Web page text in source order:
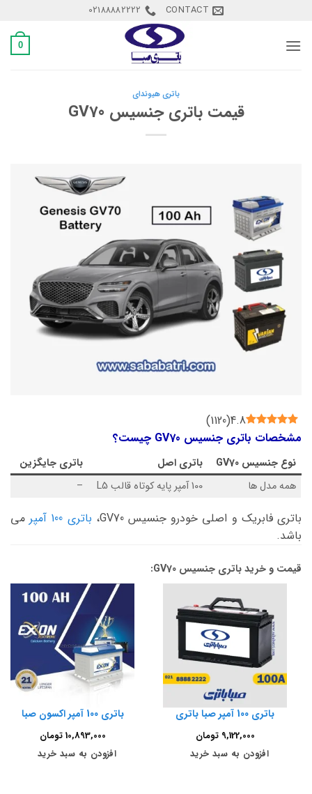
content
CONTACT
02188882222
0
باتری هیوندای
قیمت باتری جنسیس GV70
4.8
(
1120
)
مشخصات باتری جنسیس GV70 چیست؟
نوع جنسیس GV70 باتری اصل
باتری جایگزین
همه مدل ها
100 آمپر پایه کوتاه قالب L5 –
باتری فابریک و اصلی خودرو جنسیس GV70، باتری 100 آمپر
می
باشد.
قیمت و خرید باتری جنسیس GV70:
باتری 100 آمپر صبا باتری
9,122,000 تومان
افزودن به سبد خرید
باتری 100 آمپر اکسون صبا
10,893,000 تومان
افزودن به سبد خرید